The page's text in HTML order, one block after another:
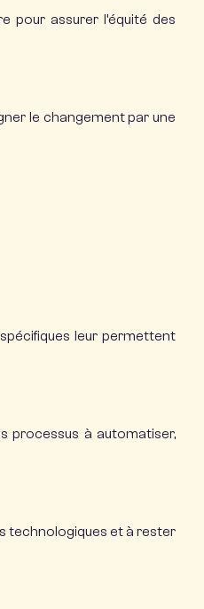
pour assurer l’équité des
le changement par une
leur permettent
processus à automatiser,
technologiques et à rester